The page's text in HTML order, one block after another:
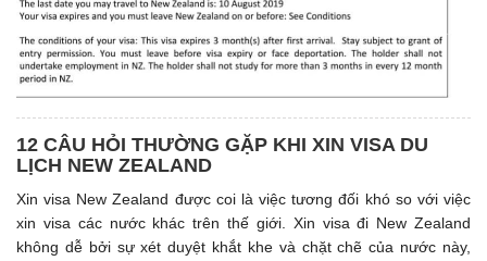
12 CÂU HỎI THƯỜNG GẶP KHI XIN VISA DU
LỊCH NEW ZEALAND
Xin visa New Zealand được coi là việc tương đối khó so với việc
xin visa các nước khác trên thế giới. Xin visa đi New Zealand
không dễ bởi sự xét duyệt khắt khe và chặt chẽ của nước này,